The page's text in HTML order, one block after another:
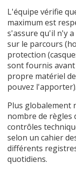
L'équipe vérifie
maximum est
s'assure qu'il n'y
sur le parcours
protection
sont fournis
propre matériel
pouvez l'apporter).
Plus globalement
nombre de règles
contrôles
selon un cahier
différents
quotidiens.